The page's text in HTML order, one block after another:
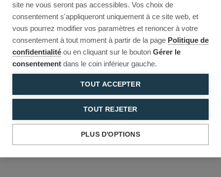
site ne vous seront pas accessibles. Vos choix de
consentement s'appliqueront uniquement à ce site web, et
vous pourrez modifier vos paramètres et renoncer à votre
consentement à tout moment à partir de la page Politique de
confidentialité ou en cliquant sur le bouton Gérer le
consentement dans le coin inférieur gauche.
TOUT ACCEPTER
TOUT REJETER
PLUS D'OPTIONS